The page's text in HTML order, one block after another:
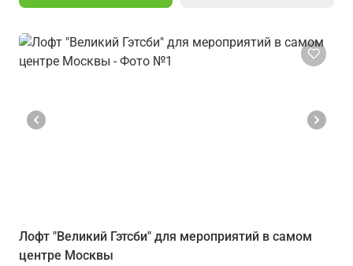
Лофт "Великий Гэтсби" для мероприятий в самом
центре Москвы